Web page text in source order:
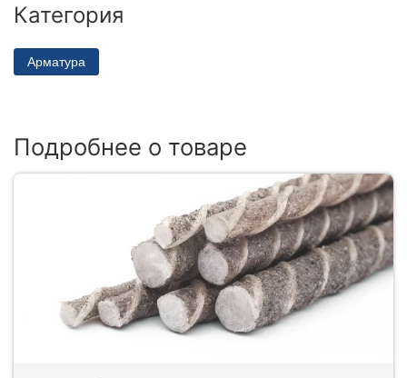
Категория
Арматура
Подробнее о товаре